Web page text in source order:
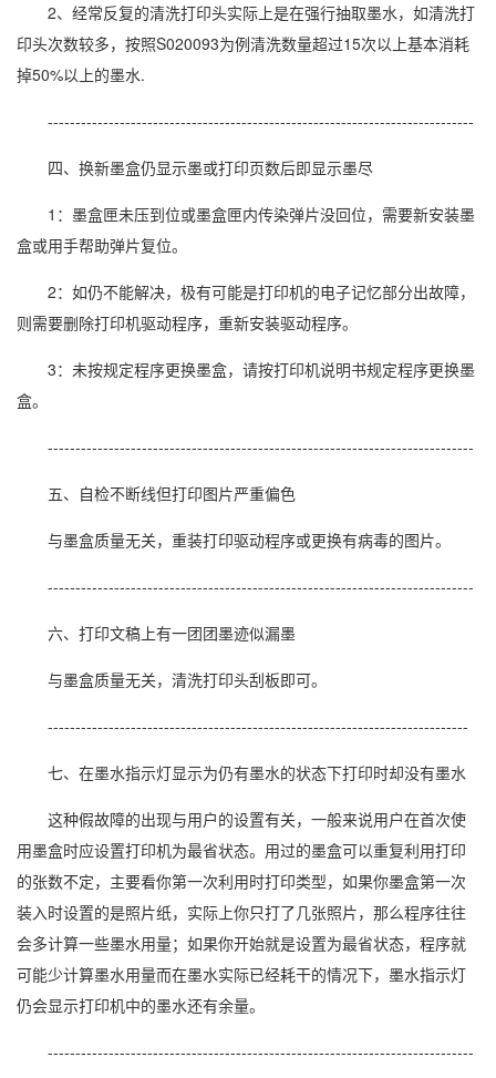
2、经常反复的清洗打印头实际上是在强行抽取墨水，如清洗打
印头次数较多，按照S020093为例清洗数量超过15次以上基本消耗
掉50%以上的墨水.
-----------------------------------------------------------------------------
四、换新墨盒仍显示墨或打印页数后即显示墨尽
1：墨盒匣未压到位或墨盒匣内传染弹片没回位，需要新安装墨
盒或用手帮助弹片复位。
2：如仍不能解决，极有可能是打印机的电子记忆部分出故障，
则需要删除打印机驱动程序，重新安装驱动程序。
3：未按规定程序更换墨盒，请按打印机说明书规定程序更换墨
盒。
-----------------------------------------------------------------------------
五、自检不断线但打印图片严重偏色
与墨盒质量无关，重装打印驱动程序或更换有病毒的图片。
-----------------------------------------------------------------------------
六、打印文稿上有一团团墨迹似漏墨
与墨盒质量无关，清洗打印头刮板即可。
----------------------------------------------------------------------------
七、在墨水指示灯显示为仍有墨水的状态下打印时却没有墨水
这种假故障的出现与用户的设置有关，一般来说用户在首次使
用墨盒时应设置打印机为最省状态。用过的墨盒可以重复利用打印
的张数不定，主要看你第一次利用时打印类型，如果你墨盒第一次
装入时设置的是照片纸，实际上你只打了几张照片，那么程序往往
会多计算一些墨水用量；如果你开始就是设置为最省状态，程序就
可能少计算墨水用量而在墨水实际已经耗干的情况下，墨水指示灯
仍会显示打印机中的墨水还有余量。
-----------------------------------------------------------------------------